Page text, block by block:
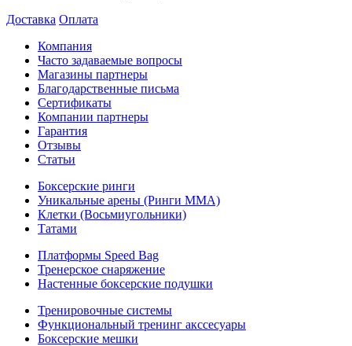
Доставка Оплата
Компания
Часто задаваемые вопросы
Магазины партнеры
Благодарственные письма
Сертификаты
Компании партнеры
Гарантия
Отзывы
Статьи
Боксерские ринги
Уникальные арены (Ринги ММА)
Клетки (Восьмиугольники)
Татами
Платформы Speed Bag
Тренерское снаряжение
Настенные боксерские подушки
Тренировочные системы
Функциональный тренинг акссесуары
Боксерские мешки